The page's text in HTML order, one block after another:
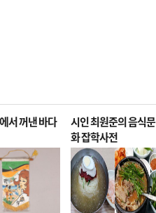
서 꺼낸 바다
시인 최원준의 음식문
화 잡학사전